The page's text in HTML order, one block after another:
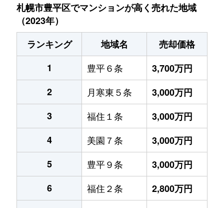
札幌市豊平区でマンションが高く売れた地域
（2023年）
ランキング
地域名
売却価格
1
豊平６条
3,700万円
2
月寒東５条
3,000万円
3
福住１条
3,000万円
4
美園７条
3,000万円
5
豊平９条
3,000万円
6
福住２条
2,800万円